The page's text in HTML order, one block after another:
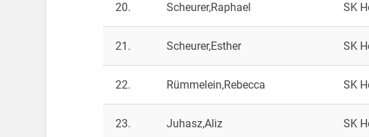
20. Scheurer,Raphael SK
21. Scheurer,Esther SK
22. Rümmelein,Rebecca SK
23. Juhasz,Aliz SK